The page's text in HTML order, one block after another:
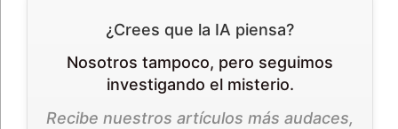
¿Crees que la IA piensa?
Nosotros tampoco, pero seguimos
investigando el misterio.
Recibe nuestros artículos más audaces,